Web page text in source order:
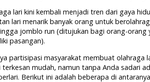
lari kini kembali menjadi tren dari gaya
lari menarik banyak orang untuk
jomblo run (ditujukan bagi orang-
pasangan).
partisipasi masyarakat membuat olahraga
terkesan mudah, namun tanpa Anda sadari
Berikut ini adalah beberapa di